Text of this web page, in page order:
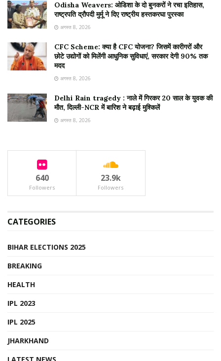
Odisha Weavers: ओडिशा के दो बुनकरों ने रचा इतिहास,
राष्ट्रपति द्रौपदी मुर्मू ने दिए राष्ट्रीय हस्तकरघा पुरस्का
अगस्त 8, 2026
CFC Scheme: क्या है CFC योजना? जिसमें कारीगरों और
छोटे उद्योगों को मिलेंगी आधुनिक सुविधाएं, सरकार देगी 90% तक
मदद
अगस्त 8, 2026
Delhi Rain tragedy : नाले में गिरकर 20 साल के युवक की
मौत, दिल्ली-NCR में बारिश ने बढ़ाई मुश्किलें
अगस्त 8, 2026
640
Followers
23.9k
Followers
CATEGORIES
BIHAR ELECTIONS 2025
BREAKING
HEALTH
IPL 2023
IPL 2025
JHARKHAND